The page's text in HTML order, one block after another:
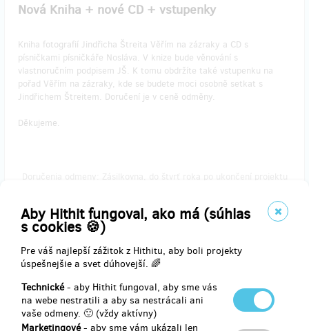
Aby Hithit fungoval, ako má (súhlas
s cookies 🍪)
Pre váš najlepší zážitok z Hithitu, aby boli projekty
úspešnejšie a svet dúhovejší. 🌈
Technické- aby Hithit fungoval, aby sme vás
na webe nestratili a aby sa nestrácali ani
vaše odmeny. 🙂 (vždy aktívny)
Marketingové- aby sme vám ukázali len
Nová Kniha + nové CD + vstupenky
Kniha fotografií Jindřicha Štreita Věřím na zázraky a CD s
písničkami písničkáře Nosláva. V knize bude věnování s
vlastnoručním podpisem JŠ. K tomu obdržíte také vstupenku na
pořad Věřím na zázraky, kde se budete moci osobně setkat s
Jindřichem Štreitem. Doručení je v ceně odměny.
Děkujeme.
Doručenia odmeny: Zásilkovna, do štvrť roka po ukončení projektu
74,41 €
(1 800 Kč)
Všechno v krabici
V této odměně jsou úplně všechny naše výtvory položené pěkně do